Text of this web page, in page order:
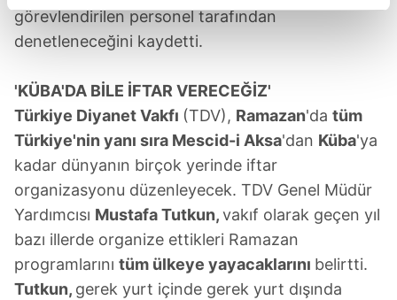
reklamların maliyetlerimizi karşılamak noktasında tek gelir
kalemimiz olduğunu sizlere hatırlatmak isteriz.
Her halükârda, kullanıcılar, bu çerezlere izin vermedikleri
takdirde, kullanıcılara hedefli reklamlar
gösterilmeyecektir."
Sizlere daha iyi bir hizmet sunabilmek için İnternet
Sitemizde kendimize ve üçüncü kişilere ait çerezler
kullanılmaktadır. Bu çerezler vasıtasıyla çeşitli kişisel
verileriniz işlenmekte olup gerekli olan çerezler bilgi
toplumu hizmetlerinin sunulması amacıyla
kullanılmaktadır. Diğer çerezler, sitemizin daha işlevsel
kılınması ve kişiselleştirilmesi ve sizlere yönelik
görevlendirilen personel tarafından
denetleneceğini kaydetti.
'KÜBA'DA BİLE İFTAR VERECEĞİZ'
Türkiye Diyanet Vakfı (TDV), Ramazan'da tüm
Türkiye'nin yanı sıra Mescid-i Aksa'dan Küba'ya
kadar dünyanın birçok yerinde iftar
organizasyonu düzenleyecek. TDV Genel Müdür
Yardımcısı Mustafa Tutkun,vakıf olarak geçen yıl
bazı illerde organize ettikleri Ramazan
programlarını tüm ülkeye yayacaklarını belirtti.
Tutkun, gerek yurt içinde gerek yurt dışında